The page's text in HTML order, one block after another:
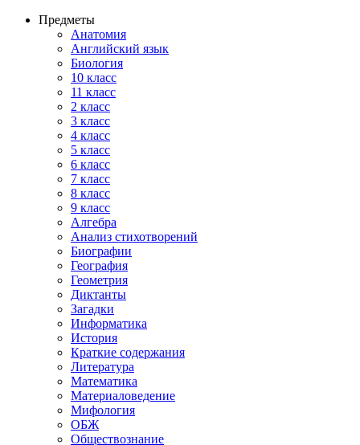
Предметы
Анатомия
Английский язык
Биология
10 класс
11 класс
2 класс
3 класс
4 класс
5 класс
6 класс
7 класс
8 класс
9 класс
Алгебра
Анализ стихотворений
Биографии
География
Геометрия
Диктанты
Загадки
Информатика
История
Краткие содержания
Литература
Математика
Материаловедение
Мифология
ОБЖ
Обществознание